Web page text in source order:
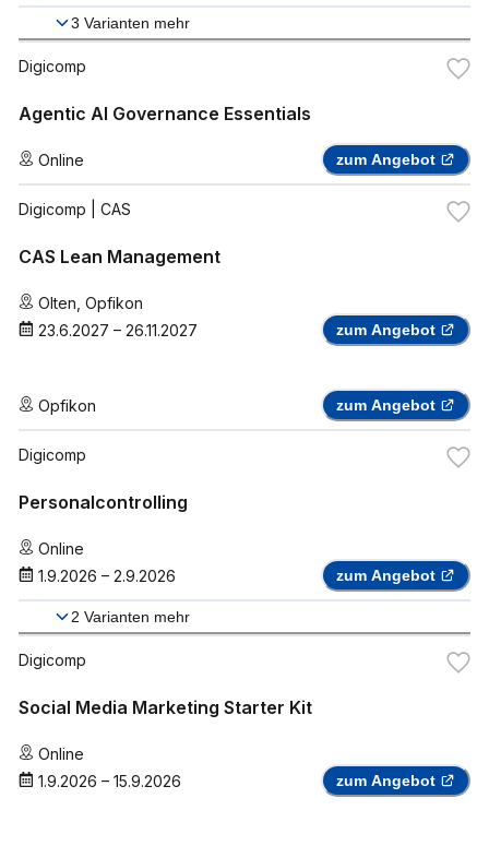
3 Varianten mehr
Digicomp
Agentic AI Governance Essentials
Online zum Angebot
Digicomp | CAS
CAS Lean Management
Olten Opfikon
23.6.2027 – 26.11.2027 zum Angebot
Opfikon zum Angebot
Digicomp
Personalcontrolling
Online
1.9.2026 – 2.9.2026 zum Angebot
2 Varianten mehr
Digicomp
Social Media Marketing Starter Kit
Online
1.9.2026 – 15.9.2026 zum Angebot